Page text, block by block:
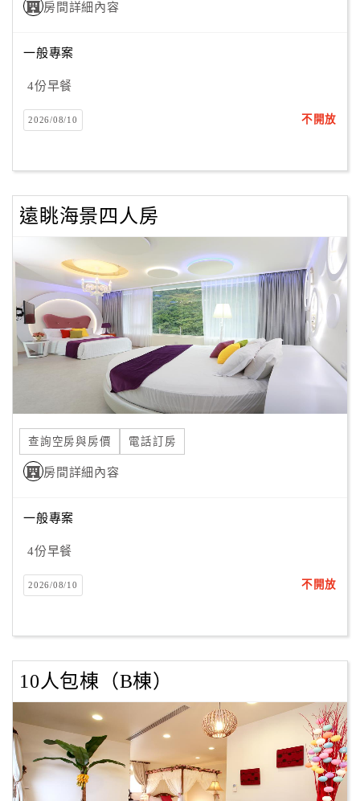
房間詳細內容
一般專案
4份早餐
2026/08/10 不開放
遠眺海景四人房
查詢空房與房價 電話訂房
房間詳細內容
一般專案
4份早餐
2026/08/10 不開放
10人包棟（B棟）